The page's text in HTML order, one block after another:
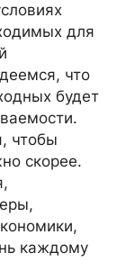
для
что
будет
чтобы
скорее.
каждому